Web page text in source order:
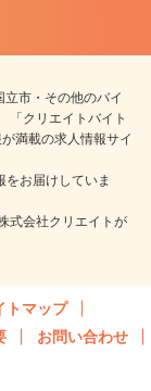
立市・その他のバイ
「クリエイトバイト
満載の求人情報サイ
お届けしていま
式会社クリエイトが
トマップ
お問い合わせ